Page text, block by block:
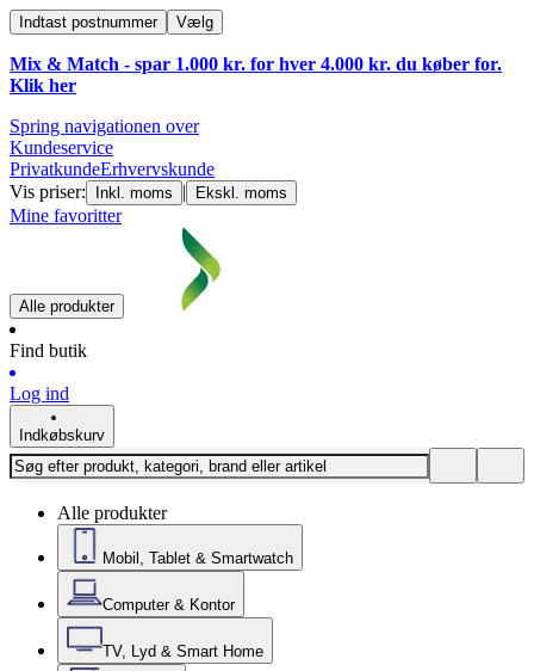
Indtast postnummer Vælg
Mix & Match - spar 1.000 kr. for hver 4.000 kr. du køber for.
Klik her
Spring navigationen over
Kundeservice
PrivatkundeErhvervskunde
Vis priser:
Inkl. moms | Ekskl. moms
Mine favoritter
Alle produkter
Find butik
Log ind
Indkøbskurv
Alle produkter
Mobil, Tablet & Smartwatch
Computer & Kontor
TV, Lyd & Smart Home